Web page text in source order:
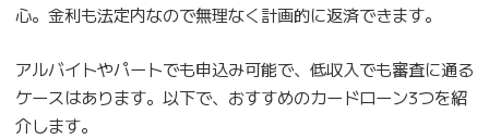
心。金利も法定内なので無理なく計画的に返済できます。
アルバイトやパートでも申込み可能で、低収入でも審査に通る
ケースはあります。以下で、おすすめのカードローン3つを紹
介します。